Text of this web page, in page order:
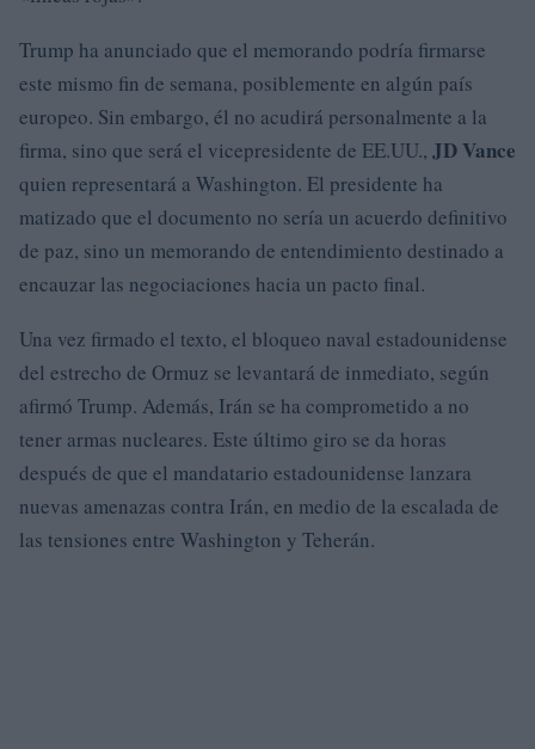
Trump ha anunciado que el memorando podría firmarse
este mismo fin de semana, posiblemente en algún país
europeo. Sin embargo, él no acudirá personalmente a la
firma, sino que será el vicepresidente de EE.UU., JD Vance
quien representará a Washington. El presidente ha
matizado que el documento no sería un acuerdo definitivo
de paz, sino un memorando de entendimiento destinado a
encauzar las negociaciones hacia un pacto final.
Una vez firmado el texto, el bloqueo naval estadounidense
del estrecho de Ormuz se levantará de inmediato, según
afirmó Trump. Además, Irán se ha comprometido a no
tener armas nucleares. Este último giro se da horas
después de que el mandatario estadounidense lanzara
nuevas amenazas contra Irán, en medio de la escalada de
las tensiones entre Washington y Teherán.